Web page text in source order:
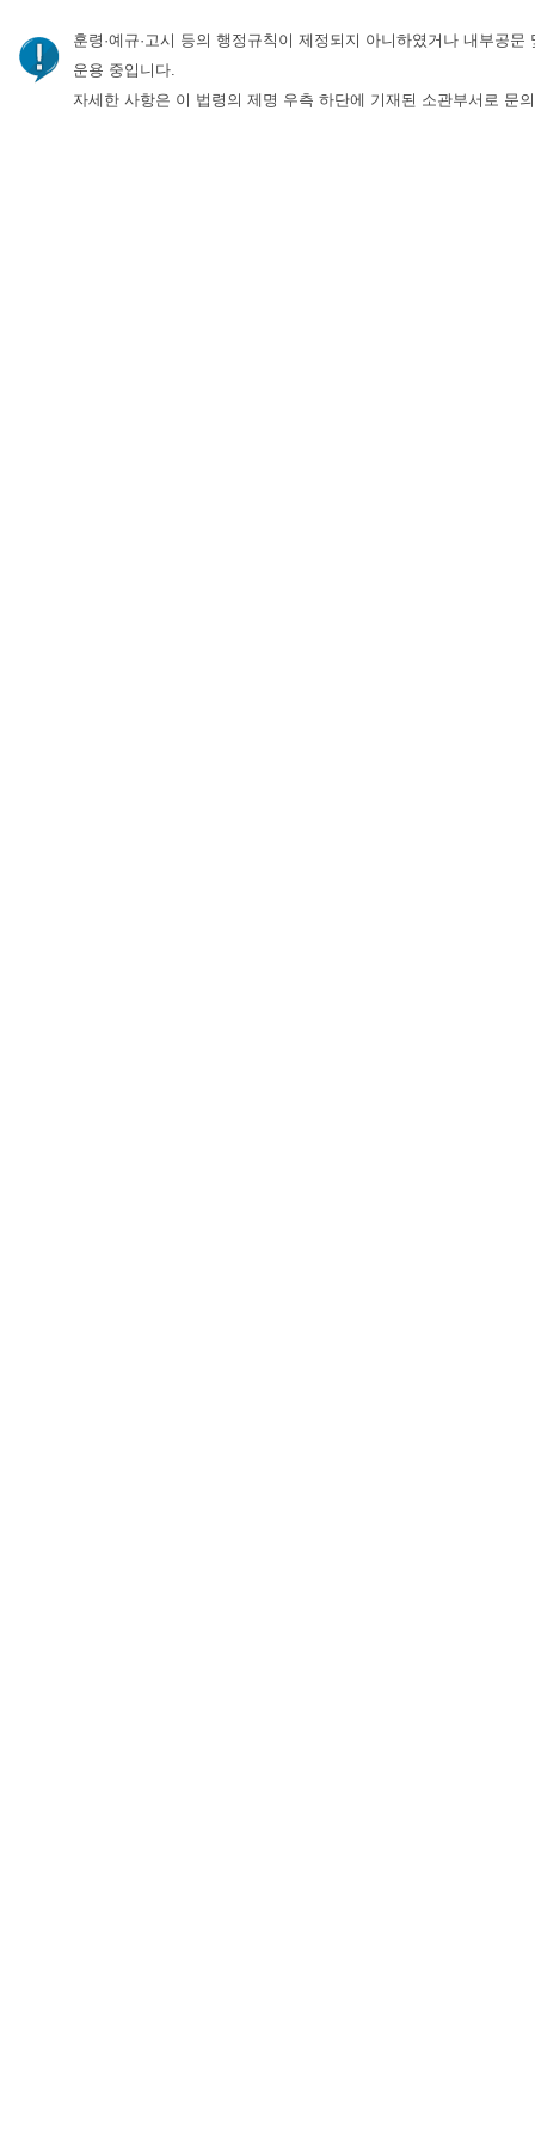
훈령·예규·고시 등의 행정규칙이 제정되지 아니하였거나 내부공
운용 중입니다.
자세한 사항은 이 법령의 제명 우측 하단에 기재된 소관부서로 문